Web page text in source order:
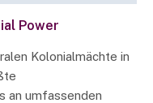
Power
Kolonialmächte in
an umfassenden